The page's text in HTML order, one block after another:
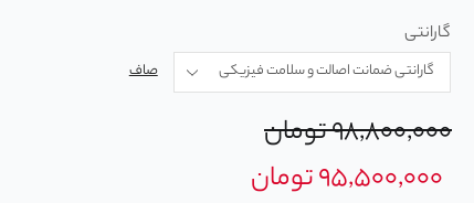
گارانتی
صاف
۹۸,۸۰۰,۰۰۰تومان
۹۵,۵۰۰,۰۰۰تومان